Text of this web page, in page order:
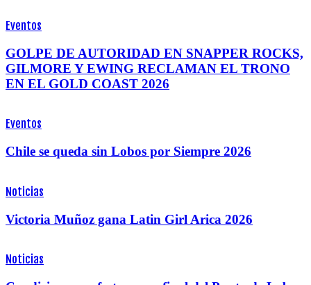
Eventos
GOLPE DE AUTORIDAD EN SNAPPER ROCKS,
GILMORE Y EWING RECLAMAN EL TRONO
EN EL GOLD COAST 2026
Eventos
Chile se queda sin Lobos por Siempre 2026
Noticias
Victoria Muñoz gana Latin Girl Arica 2026
Noticias